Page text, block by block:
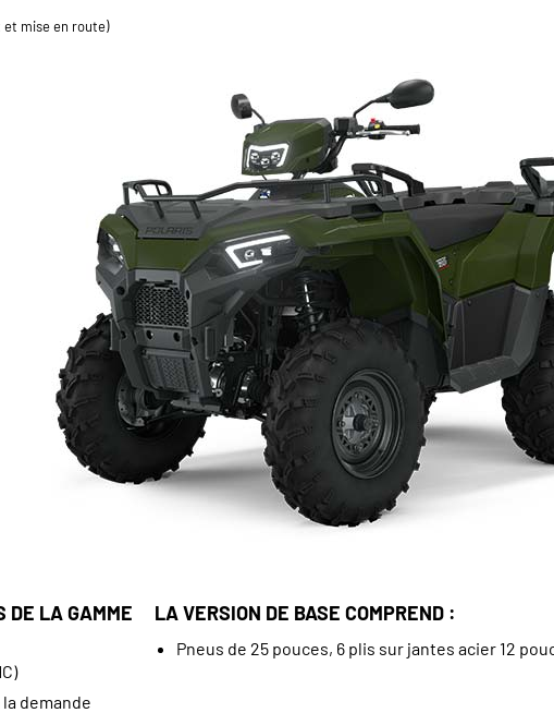
mise en route)
DE LA GAMME
demande
LA VERSION DE BASE COMPREND :
Pneus de 25 pouces, 6 plis sur jantes acier 12